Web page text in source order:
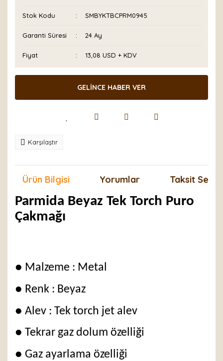
Stok Kodu SMBYKTBCPRM0945
Garanti Süresi 24 Ay
Fiyat 13,08 USD + KDV
GELİNCE HABER VER
Karşılaştır
Ürün Bilgisi Yorumlar Taksit
Parmida Beyaz Tek Torch Puro
Çakmağı
● Malzeme : Metal
● Renk : Beyaz
● Alev : Tek torch jet alev
● Tekrar gaz dolum özelliği
● Gaz ayarlama özelliği